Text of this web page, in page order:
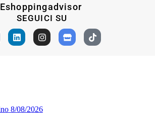
Eshoppingadvisor
SEGUICI SU